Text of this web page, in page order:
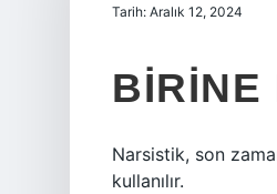
Tarih: Aralık 12, 2024
BIRINE
Narsistik, son
kullanılır.